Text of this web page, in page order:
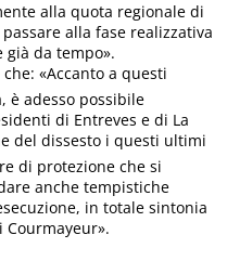
alla quota regionale di
alla fase realizzativa
da tempo».
che: «Accanto a questi
è adesso possibile
di Entreves e di La
del dissesto i questi ultimi
di protezione che si
anche tempistiche
in totale sintonia